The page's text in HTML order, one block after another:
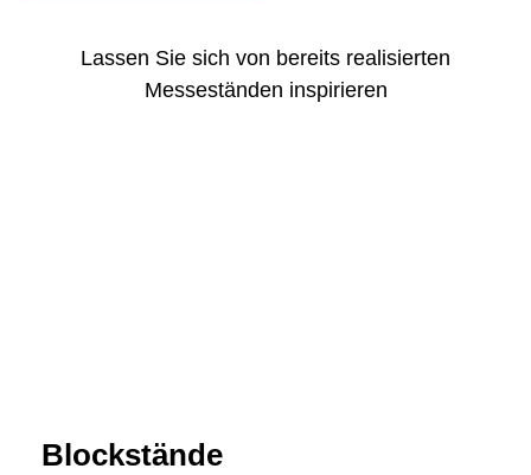
Lassen Sie sich von bereits realisierten
Messeständen inspirieren
Blockstände